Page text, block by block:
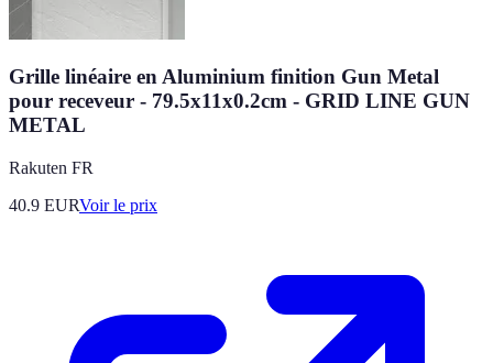
Grille linéaire en Aluminium finition Gun Metal
pour receveur - 79.5x11x0.2cm - GRID LINE GUN
METAL
Rakuten FR
40.9 EURVoir le prix